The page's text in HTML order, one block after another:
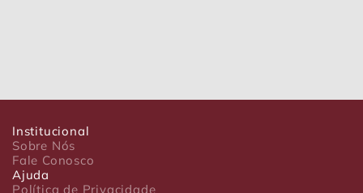
Institucional
Sobre Nós
Fale Conosco
Ajuda
Política de Privacidade